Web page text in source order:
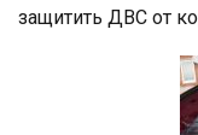
защитить ДВС от